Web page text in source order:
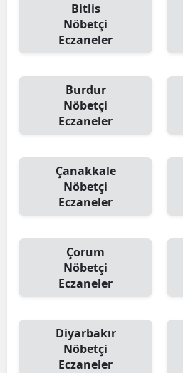
Bitlis
Nöbetçi
Eczaneler
Burdur
Nöbetçi
Eczaneler
Çanakkale
Nöbetçi
Eczaneler
Çorum
Nöbetçi
Eczaneler
Diyarbakır
Nöbetçi
Eczaneler